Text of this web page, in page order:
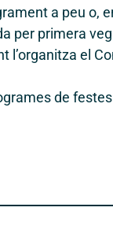
a peu o,
per primera
l’organitza el
de festes